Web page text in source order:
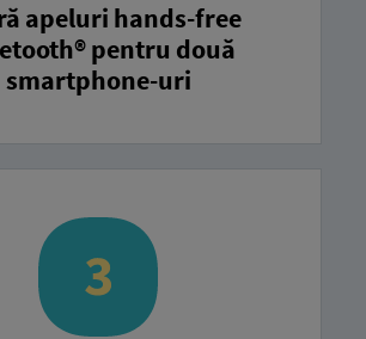
apeluri hands-free
pentru două
smartphone-uri